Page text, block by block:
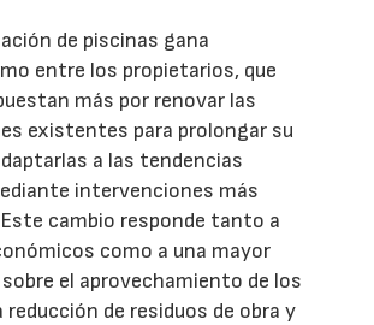
de piscinas gana
entre los propietarios, que
más por renovar las
existentes para prolongar su
a las tendencias
intervenciones más
cambio responde tanto a
como a una mayor
el aprovechamiento de los
reducción de residuos de obra y